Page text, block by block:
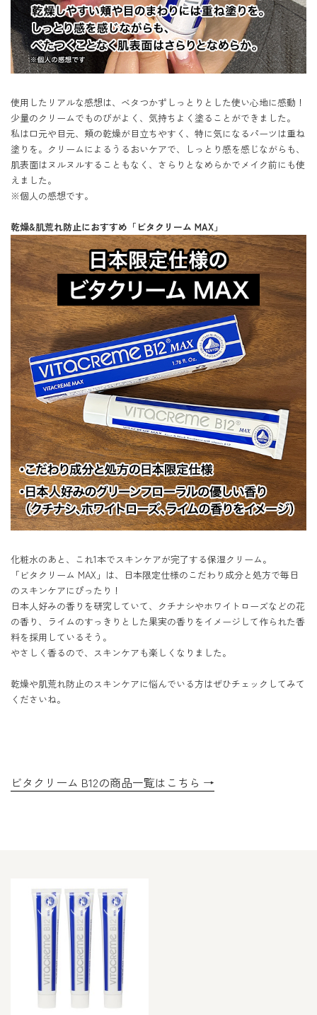
使用したリアルな感想は、ベタつかずしっとりとした使い心地に感動！
少量のクリームでものびがよく、気持ちよく塗ることができました。
私は口元や目元、頬の乾燥が目立ちやすく、特に気になるパーツは重ね
塗りを。クリームによるうるおいケアで、しっとり感を感じながらも、
肌表面はヌルヌルすることもなく、さらりとなめらかでメイク前にも使
えました。
※個人の感想です。
乾燥&肌荒れ防止におすすめ「ビタクリーム MAX」
化粧水のあと、これ1本でスキンケアが完了する保湿クリーム。
「ビタクリーム MAX」は、日本限定仕様のこだわり成分と処方で毎日
のスキンケアにぴったり！
日本人好みの香りを研究していて、クチナシやホワイトローズなどの花
の香り、ライムのすっきりとした果実の香りをイメージして作られた香
料を採用しているそう。
やさしく香るので、スキンケアも楽しくなりました。
乾燥や肌荒れ防止のスキンケアに悩んでいる方はぜひチェックしてみて
くださいね。